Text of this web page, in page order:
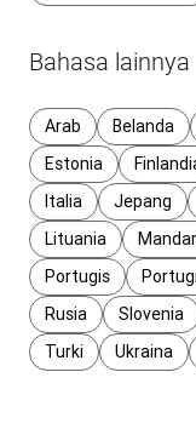
Bahasa lainnya
Arab Belanda
Estonia
Italia
Jepang
Lituania
Portugis
Rusia
Slovenia
Turki
Ukraina